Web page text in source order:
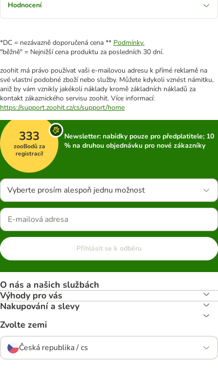
Hodnocení
*DC = nezávazně doporučená cena ** Podmínky.
"běžně" = Nejnižší cena produktu za posledních 30 dní.
zoohit má právo používat vaši e-mailovou adresu k přímé reklamě na
své vlastní podobné zboží nebo služby. Můžete kdykoli vznést námitku,
aniž by vám vznikly jakékoli náklady kromě základních nákladů za
kontakt zákaznického servisu zoohit. Více informací:
https://support.zoohit.cz/cs/support/home
333
zooBodů za
registraci!
Newsletter: nabídky pouze pro předplatitele; 10
% na druhou objednávku pro nové zákazníky
Vyberte prosím alespoň jednu možnost
Přihlásit se k odběru
O nás a našich službách
Výhody pro vás
Nakupování a slevy
Zvolte zemi
Česká republika / cs